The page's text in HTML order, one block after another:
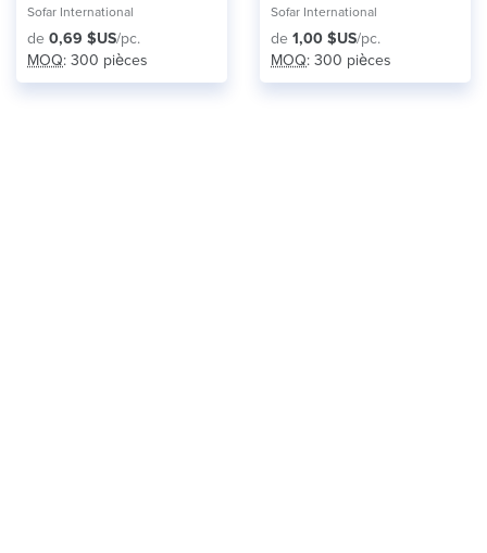
Server Aprons
Sofar International
de 0,69 $US/pc.
MOQ: 300 pièces
Promotional Aprons
Sofar International
de 1,00 $US/pc.
MOQ: 300 pièces